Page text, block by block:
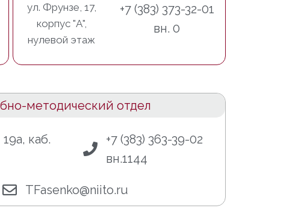
ул. Фрунзе, 17,
корпус "А",
нулевой этаж
+7 (383) 373-32-01
вн. 0
методический отдел
каб.
+7 (383) 363-39-02
вн.1144
TFasenko@niito.ru